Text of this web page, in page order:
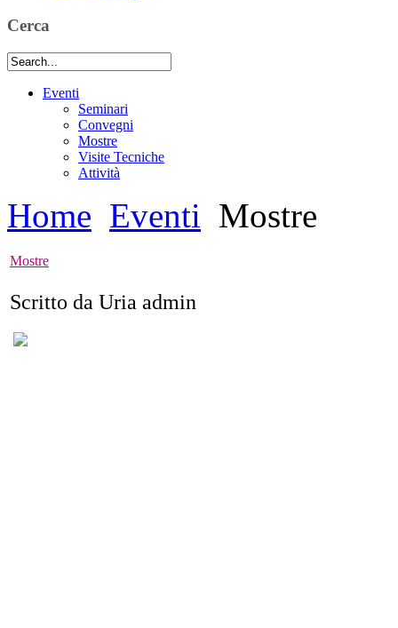
Cerca
Eventi
Seminari
Convegni
Mostre
Visite Tecniche
Attività
Home Eventi Mostre
Mostre
Scritto da Uria admin